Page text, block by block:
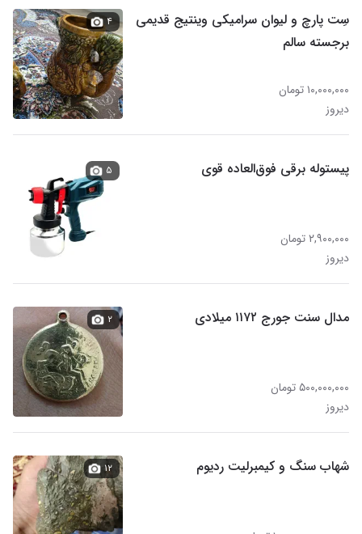
سِت پارچ و لیوان سرامیکی وینتیج قدیمی
برجسته سالم
۱۰,۰۰۰,۰۰۰ تومان
دیروز
۴
پیستوله برقی فوق‌العاده قوی
۲,۹۰۰,۰۰۰ تومان
دیروز
۵
مدال سنت جورج ۱۱۷۲ میلادی
۵۰۰,۰۰۰,۰۰۰ تومان
دیروز
۲
شهاب سنگ و کیمبرلیت ردیوم ۱۲